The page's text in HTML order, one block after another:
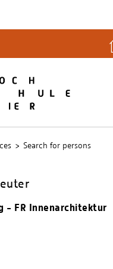
Search for persons
- FR Innenarchitektur